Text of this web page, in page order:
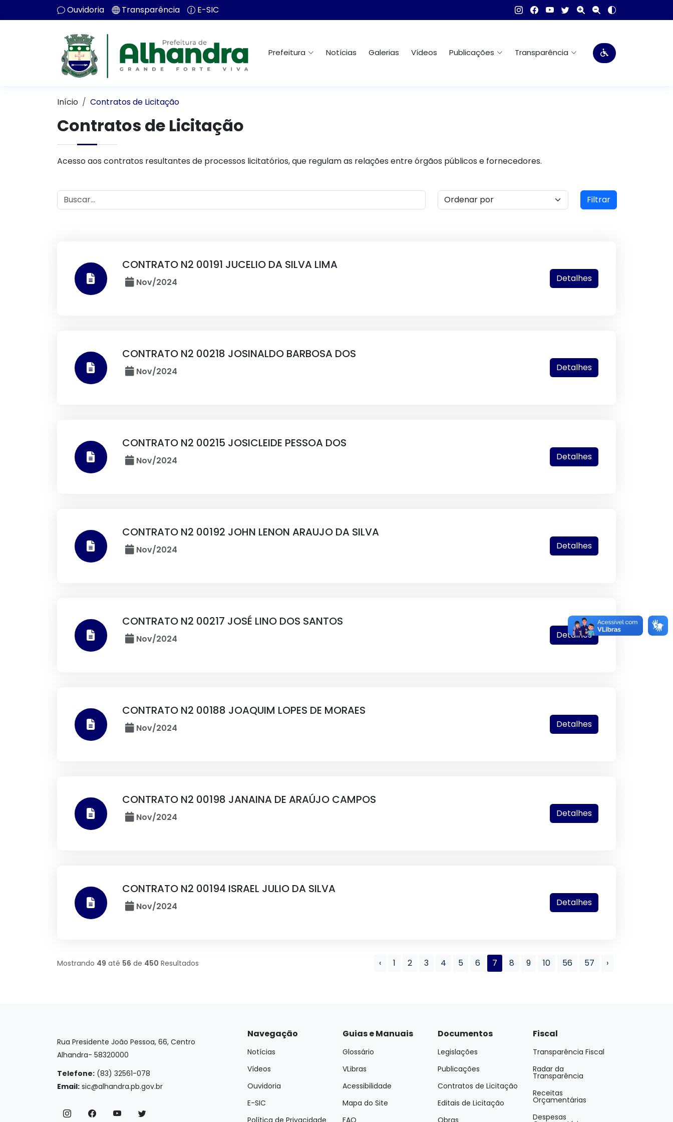
Ouvidoria Transparência E-SIC
Prefeitura Notícias Galerias Vídeos Publicações Transparência
Início Contratos de Licitação
Contratos de Licitação
Acesso aos contratos resultantes de processos licitatórios, que regulam as relações entre órgãos públicos e fornecedores.
Filtrar
CONTRATO N2 00191 JUCELIO DA SILVA LIMA
Nov/2024 Detalhes
CONTRATO N2 00218 JOSINALDO BARBOSA DOS
Nov/2024 Detalhes
CONTRATO N2 00215 JOSICLEIDE PESSOA DOS
Nov/2024 Detalhes
CONTRATO N2 00192 JOHN LENON ARAUJO DA SILVA
Nov/2024 Detalhes
CONTRATO N2 00217 JOSÉ LINO DOS SANTOS
Nov/2024 Detalhes
CONTRATO N2 00188 JOAQUIM LOPES DE MORAES
Nov/2024 Detalhes
CONTRATO N2 00198 JANAINA DE ARAÚJO CAMPOS
Nov/2024 Detalhes
CONTRATO N2 00194 ISRAEL JULIO DA SILVA
Nov/2024 Detalhes
Mostrando 49 até 56 de 450 Resultados ‹ 1 2 3 4 5 6 7 8 9 10 56 57 ›
Rua Presidente João Pessoa, 66, Centro
Alhandra- 58320000
Telefone: (83) 32561-078
Email: sic@alhandra.pb.gov.br
Navegação
Notícias
Vídeos
Ouvidoria
E-SIC
Política de Privacidade
Guias e Manuais
Glossário
VLibras
Acessibilidade
Mapa do Site
FAQ
Documentos
Legislações
Publicações
Contratos de Licitação
Editais de Licitação
Obras
Fiscal
Transparência Fiscal
Radar da
Transparência
Receitas
Orçamentárias
Despesas